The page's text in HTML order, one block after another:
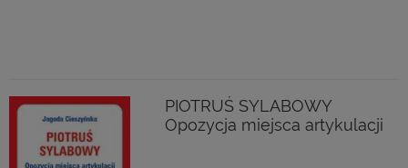
PIOTRUŚ SYLABOWY
Opozycja miejsca artykulacji